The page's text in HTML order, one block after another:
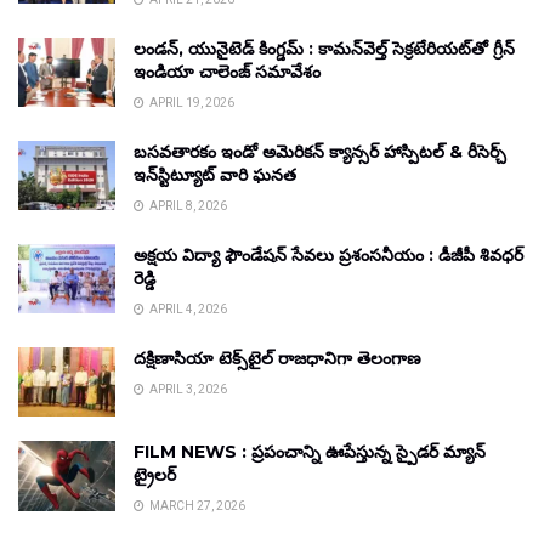
లండన్, యునైటెడ్ కింగ్డమ్ : కామన్‌వెల్త్ సెక్రటేరియట్‌తో గ్రీన్
ఇండియా చాలెంజ్ సమావేశం
APRIL 19, 2026
బసవతారకం ఇండో అమెరికన్ క్యాన్సర్ హాస్పిటల్ & రీసెర్చ్
ఇన్‌స్టిట్యూట్ వారి ఘనత
APRIL 8, 2026
అక్షయ విద్యా ఫౌండేషన్ సేవలు ప్రశంసనీయం : డీజీపీ శివధర్
రెడ్డి
APRIL 4, 2026
దక్షిణాసియా టెక్స్‌టైల్ రాజధానిగా తెలంగాణ
APRIL 3, 2026
FILM NEWS : ప్రపంచాన్ని ఊపేస్తున్న స్పైడర్ మ్యాన్
ట్రైలర్
MARCH 27, 2026